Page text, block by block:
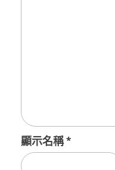
顯示名稱*